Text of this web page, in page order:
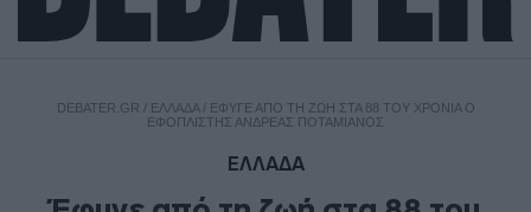
DEBATER.GR / ΕΛΛΑΔΑ/ ΈΦΥΓΕ ΑΠΌ ΤΗ ΖΩΉ ΣΤΑ 88 ΤΟΥ ΧΡΌΝΙΑ Ο
ΕΦΟΠΛΙΣΤΉΣ ΑΝΔΡΈΑΣ ΠΟΤΑΜΙΆΝΟΣ
ΕΛΛΑΔΑ